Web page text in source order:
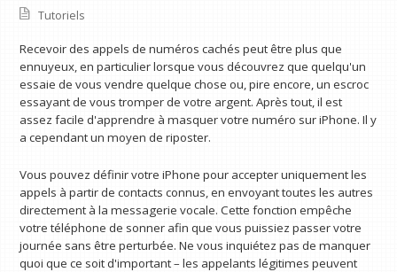
Tutoriels
Recevoir des appels de numéros cachés peut être plus que
ennuyeux, en particulier lorsque vous découvrez que quelqu'un
essaie de vous vendre quelque chose ou, pire encore, un escroc
essayant de vous tromper de votre argent. Après tout, il est
assez facile d'apprendre à masquer votre numéro sur iPhone. Il y
a cependant un moyen de riposter.
Vous pouvez définir votre iPhone pour accepter uniquement les
appels à partir de contacts connus, en envoyant toutes les autres
directement à la messagerie vocale. Cette fonction empêche
votre téléphone de sonner afin que vous puissiez passer votre
journée sans être perturbée. Ne vous inquiétez pas de manquer
quoi que ce soit d'important – les appelants légitimes peuvent